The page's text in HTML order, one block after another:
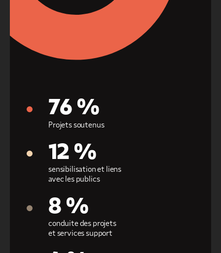
76 %
Projets soutenus
12 %
sensibilisation et liens
avec les publics
8 %
conduite des projets
et services support